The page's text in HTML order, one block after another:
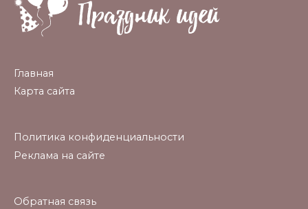
Главная
Карта сайта
Политика конфиденциальности
Реклама на сайте
Обратная связь